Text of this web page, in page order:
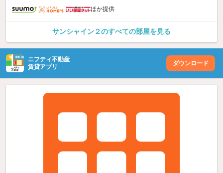
ほか提供
サンシャイン２のすべての部屋を見る
ニフティ不動産
賃貸アプリ
ダウンロード